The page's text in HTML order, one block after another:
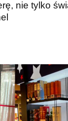
nie tylko